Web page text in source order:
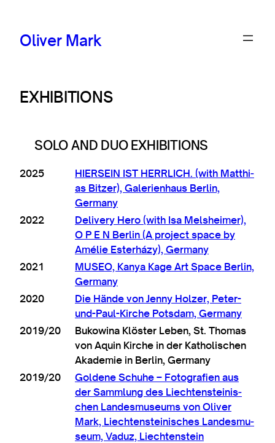
Oliver Mark
EXHIBITIONS
SOLO AND DUO EXHIBITIONS
2025
HIERSEIN IST HERRLICH. (with Mat­thi­
as Bitzer), Galer­i­en­haus Ber­lin,
Germany
2022
Deliv­ery Hero (with Isa Melsheimer),
O P E N Ber­lin (A pro­ject space by
Amélie Ester­házy), Germany
2021
MUSEO, Kan­ya Kage Art Space Ber­lin,
Germany
2020
Die Hände von Jenny Holzer, Peter-
und-Paul-Kirche Pots­dam, Germany
2019/20
Bukow­ina Klöster Leben, St. Thomas
von Aquin Kirche in der Kath­ol­ischen
Akademie in Ber­lin, Germany
2019/20
Goldene Schuhe – Foto­grafi­en aus
der Sammlung des Liecht­en­stein­is­
chen Landes­mu­seums von Oliv­er
Mark, Liecht­en­stein­isches Landes­mu­
seum, Vaduz, Liechtenstein